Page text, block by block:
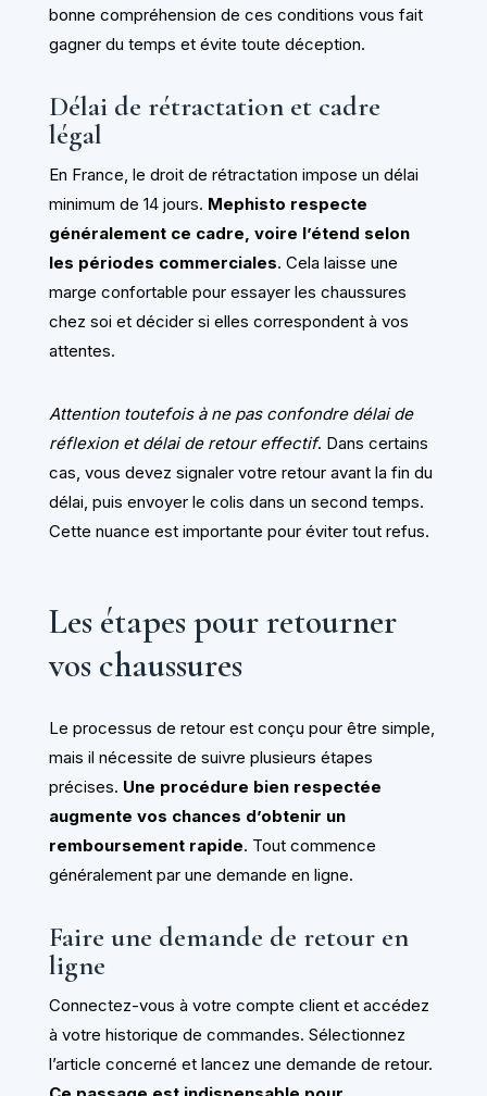
bonne compréhension de ces conditions vous fait
gagner du temps et évite toute déception.
Délai de rétractation et cadre
légal
En France, le droit de rétractation impose un délai
minimum de 14 jours. Mephisto respecte
généralement ce cadre, voire l’étend selon
les périodes commerciales. Cela laisse une
marge confortable pour essayer les chaussures
chez soi et décider si elles correspondent à vos
attentes.
Attention toutefois à ne pas confondre délai de
réflexion et délai de retour effectif. Dans certains
cas, vous devez signaler votre retour avant la fin du
délai, puis envoyer le colis dans un second temps.
Cette nuance est importante pour éviter tout refus.
Les étapes pour retourner
vos chaussures
Le processus de retour est conçu pour être simple,
mais il nécessite de suivre plusieurs étapes
précises. Une procédure bien respectée
augmente vos chances d’obtenir un
remboursement rapide. Tout commence
généralement par une demande en ligne.
Faire une demande de retour en
ligne
Connectez-vous à votre compte client et accédez
à votre historique de commandes. Sélectionnez
l’article concerné et lancez une demande de retour.